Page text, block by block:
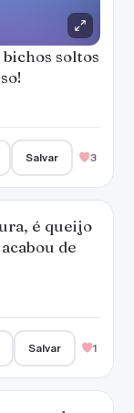
bichos soltos
Salvar 3
é queijo
de
Salvar 1